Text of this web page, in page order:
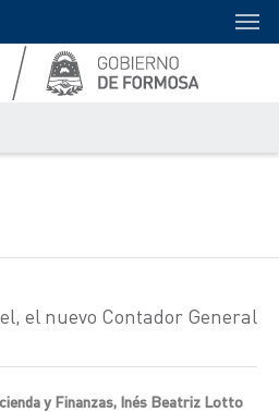
el nuevo Contador General
y Finanzas, Inés Beatriz Lotto